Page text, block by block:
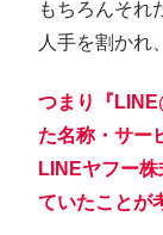
もちろんそれ
人手を割かれ
つまり『
た名称・サー
LINEヤフー
ていたことが